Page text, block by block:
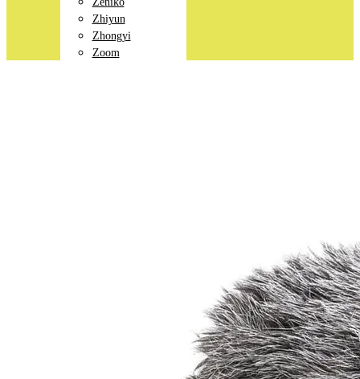
Zhiyun
Zhongyi
Zoom